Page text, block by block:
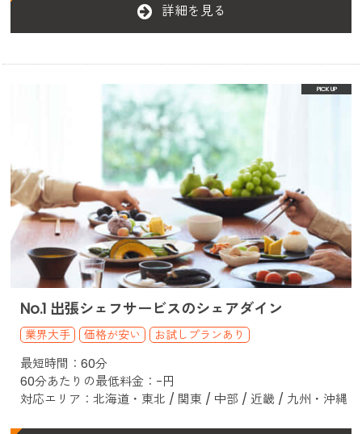
詳細を見る
No.1 出張シェフサービスのシェアダイン
業界大手 価格が安い お試しプランあり
最短時間：60分
60分あたりの最低料金：-円
対応エリア：北海道・東北 / 関東 / 中部 / 近畿 / 九州・沖縄